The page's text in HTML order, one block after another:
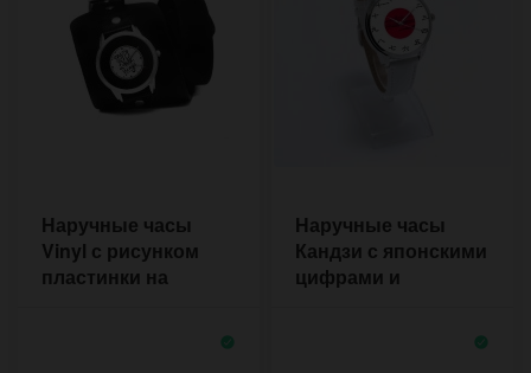
Наручные часы
Vinyl с рисунком
пластинки на
Наручные часы
Кандзи с японскими
цифрами и